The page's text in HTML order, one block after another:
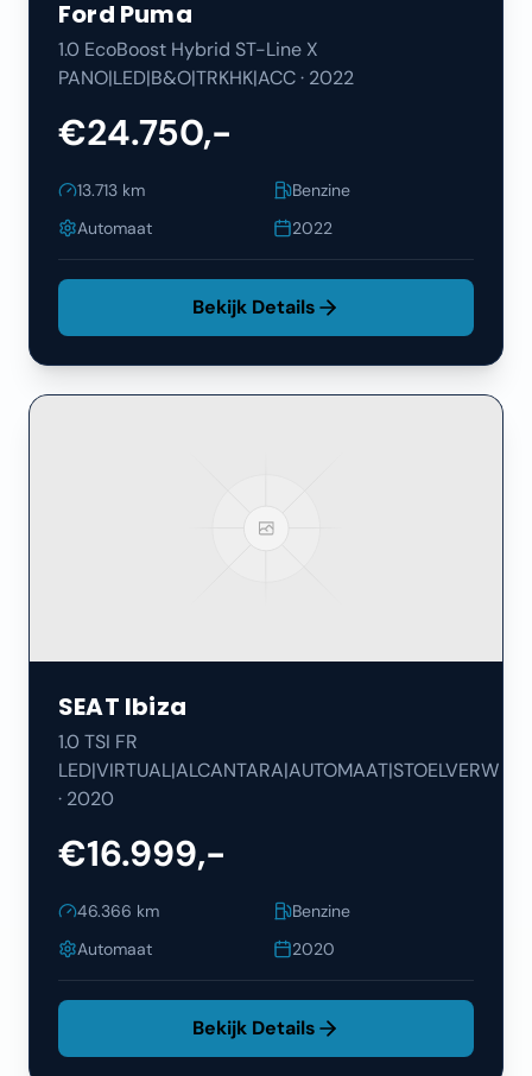
Ford Puma
1.0 EcoBoost Hybrid ST-Line X
PANO|LED|B&O|TRKHK|ACC· 2022
€24.750,-
13.713 km
Benzine
Automaat
2022
Bekijk Details
SEAT Ibiza
1.0 TSI FR
LED|VIRTUAL|ALCANTARA|AUTOMAAT|STOELVERW
· 2020
€16.999,-
46.366 km
Benzine
Automaat
2020
Bekijk Details